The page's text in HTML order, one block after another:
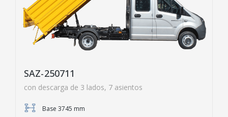
SAZ-250711
con descarga de 3 lados, 7 asientos
Base 3745 mm